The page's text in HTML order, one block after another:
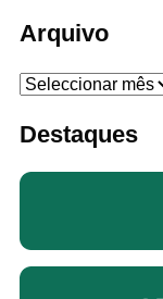
Arquivo
Arquivo
Destaques